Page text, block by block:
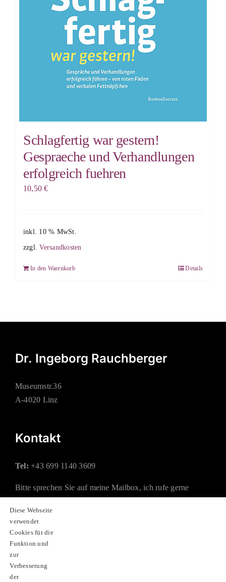
Schlagfertig war gestern!
Gespraeche und Verhandlungen
erfolgreich fuehren
10,50€
inkl. 10 % MwSt.
zzgl.Versandkosten
In den Warenkorb Details
Dr. Ingeborg Rauchberger
Museumstr.36
A-4020 Linz
Kontakt
Tel: +43 699 1140 3609
Bitte sprechen Sie auf meine Mailbox, ich rufe gerne
Mail: office@rauchberger.at
Soziale Netzwerke
Diese Webseite
verwendet
Cookies für die
Funktion und
zur
Verbesserung
der